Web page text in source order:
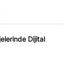
Dijital